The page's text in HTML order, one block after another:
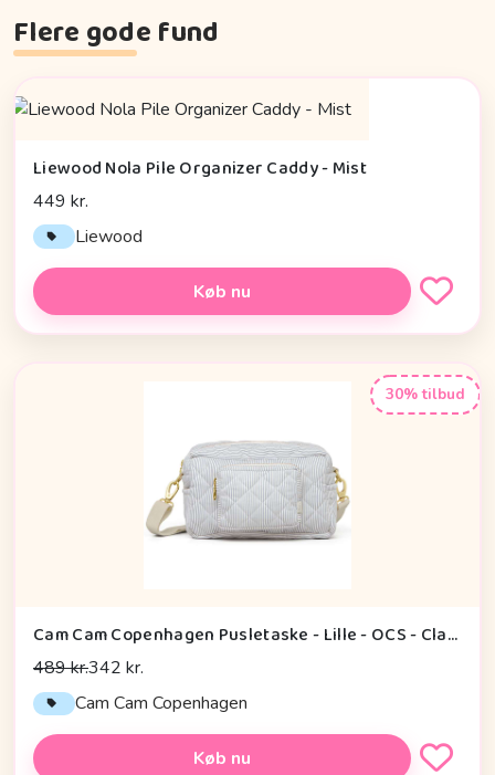
Flere gode fund
Liewood Nola Pile Organizer Caddy - Mist
449 kr.
Liewood
Køb nu
30% tilbud
Cam Cam Copenhagen Pusletaske - Lille - OCS - Classic Stripes Blue
489 kr.342 kr.
Cam Cam Copenhagen
Køb nu